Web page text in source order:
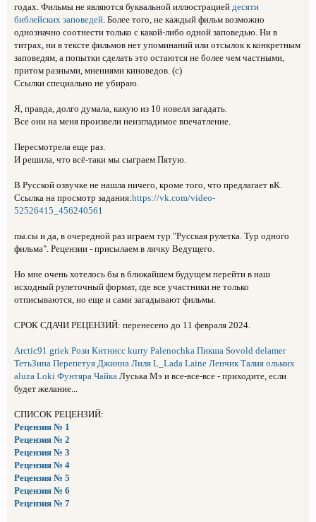
годах. Фильмы не являются буквальной иллюстрацией десяти
библейских заповедей. Более того, не каждый фильм возможно
однозначно соотнести только с какой-либо одной заповедью. Ни в
титрах, ни в тексте фильмов нет упоминаний или отсылок к конкретным
заповедям, а попытки сделать это остаются не более чем частными,
притом разными, мнениями киноведов. (с)
Ссылки специально не убираю.
Я, правда, долго думала, какую из 10 новелл загадать.
Все они на меня произвели неизгладимое впечатление.
Пересмотрела еще раз.
И решила, что всё-таки мы сыграем Пятую.
В Русской озвучке не нашла ничего, кроме того, что предлагает вК.
Ссылка на просмотр задания:https://vk.com/video-
52526415_456240561
пы.сы и да, в очередной раз играем тур "Русская рулетка. Тур одного
фильма". Рецензии - присылаем в личку Ведущего.
Но мне очень хотелось бы в ближайшем будущем перейти в наш
исходный рулеточный формат, где все участники не только
отписываются, но еще и сами загадывают фильмы.
СРОК СДАЧИ РЕЦЕНЗИЙ: перенесено до 11 февраля 2024.
Arctic91 griek Рози Китнисс kurry Palenochka Пикша Sovold delamer
ТетьЗина Перепетуя Джинна Лиля L_Lada Laine Ленчик Талия ольмих
aluza Loki Фунтяра Чайка Луська Мэ и все-все-все - приходите, если
будет желание...
СПИСОК РЕЦЕНЗИЙ:
Рецензия № 1
Рецензия № 2
Рецензия № 3
Рецензия № 4
Рецензия № 5
Рецензия № 6
Рецензия № 7